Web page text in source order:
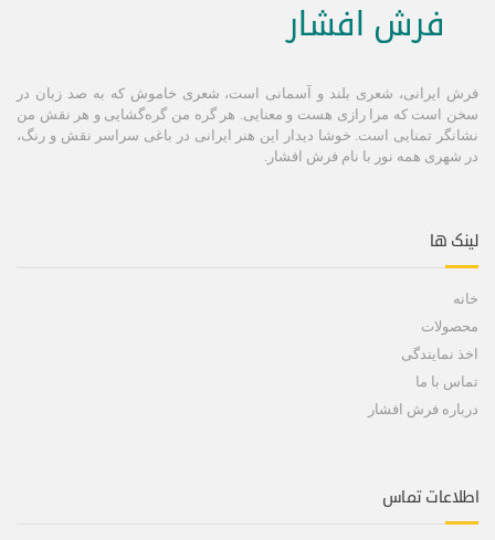
فرش افشار
فرش ایرانی، شعری بلند و آسمانی است، شعری خاموش كه به صد زبان در
سخن است كه مرا رازی هست و معنایی. هر گره من گره‌گشایی و هر نقش من
نشانگر تمنایی است. خوشا دیدار این هنر ایرانی در باغی سراسر نقش و رنگ،
در شهری همه نور با نام فرش افشار.
لینک ها
خانه
محصولات
اخذ نمایندگی
تماس با ما
درباره فرش افشار
اطلاعات تماس